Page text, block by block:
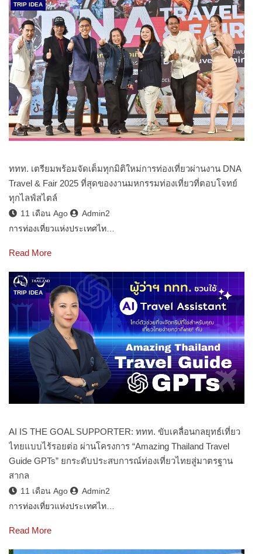
TRIP IDEA
ททท. เตรียมพร้อมจัดเต็มทุกมิติใหม่การท่องเที่ยวผ่านงาน DNA
Travel & Fair 2025 ที่สุดของงานมหกรรมท่องเที่ยวที่ตอบโจทย์
ทุกไลฟ์สไตล์
11 เดือน Ago
Admin2
การท่องเที่ยวแห่งประเทศไท…
Read More
TRIP IDEA
AI IS THE GOAL SUPPORTER: ททท. ขับเคลื่อนกลยุทธ์เที่ยว
ไทยแบบไร้รอยต่อ ผ่านโครงการ “Amazing Thailand Travel
Guide GPTs” ยกระดับประสบการณ์ท่องเที่ยวไทยสู่มาตรฐาน
สากล
11 เดือน Ago
Admin2
การท่องเที่ยวแห่งประเทศไท…
Read More